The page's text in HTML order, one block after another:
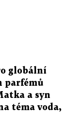
globální
parfémů
a syn
téma voda,